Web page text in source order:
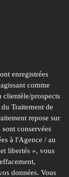
enregistrées
comme
clientèle/prospects
Traitement de
repose sur
conservées
à l'Agence / au
libertés », vous
données. Vous